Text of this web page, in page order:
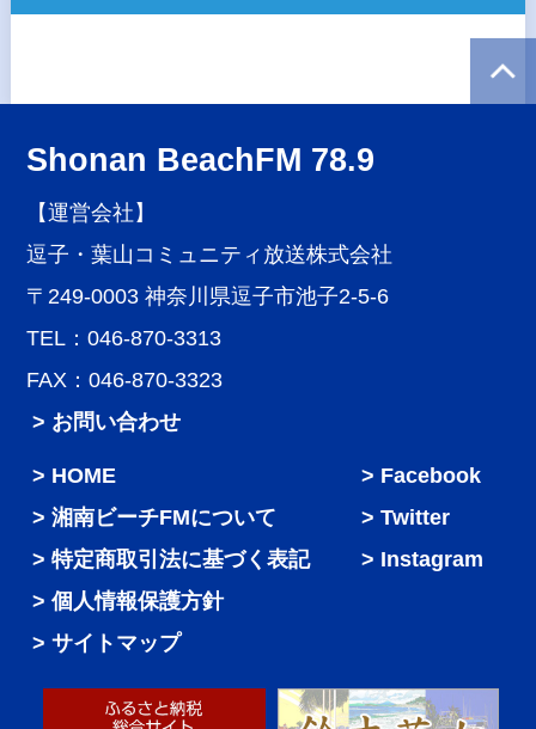
Shonan BeachFM 78.9
【運営会社】
逗子・葉山コミュニティ放送株式会社
〒249-0003 神奈川県逗子市池子2-5-6
TEL：046-870-3313
FAX：046-870-3323
> お問い合わせ
HOME
湘南ビーチFMについて
特定商取引法に基づく表記
個人情報保護方針
サイトマップ
Facebook
Twitter
Instagram